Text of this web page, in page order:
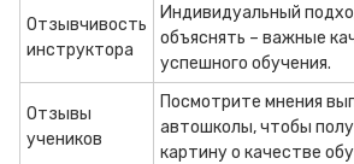
Отзывчивость
инструктора
Индивидуальный
объяснять – важные
успешного обучения.
Отзывы
учеников
Посмотрите мнения
автошколы, чтобы
картину о качестве